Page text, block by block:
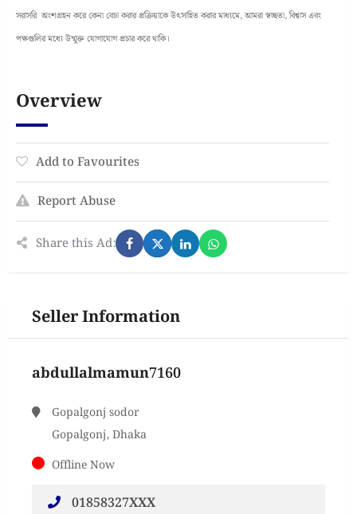
সরাসরি অংশগ্রহন করে কেনা বেচা করার প্রক্রিয়াকে উৎসাহিত করার মাধ্যমে, আমরা স্বচ্ছতা, বিশ্বাস এবং
পক্ষগুলির মধ্যে উন্মুক্ত যোগাযোগ প্রচার করে থাকি।
Overview
Add to Favourites
Report Abuse
Share this Ad:
Seller Information
abdullalmamun7160
Gopalgonj sodor
Gopalgonj, Dhaka
Offline Now
01858327XXX